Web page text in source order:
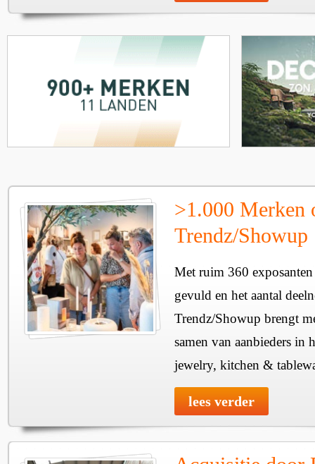
>1.000 Merken
Trendz/Showup
Met ruim 360
gevuld en het aantal
Trendz/Showup brengt
samen van aanbieders in
jewelry, kitchen &
lees verder